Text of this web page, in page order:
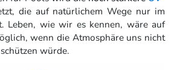
die auf natürlichem Wege nur im
Leben, wie wir es kennen, wäre auf
wenn die Atmosphäre uns nicht
würde.